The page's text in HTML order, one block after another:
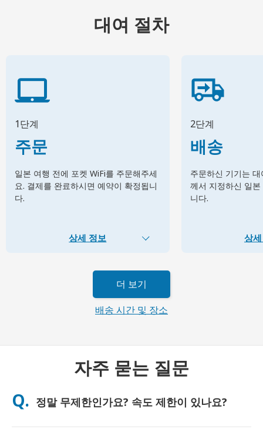
대여 절차
1단계
주문
일본 여행 전에 포켓 WiFi를 주문해주세
요. 결제를 완료하시면 예약이 확정됩니
다.
상세 정보
2단계
배송
주문하신 기기는
께서 지정하신 일
니다.
상
더 보기
배송 시간 및 장소
자주 묻는 질문
Q. 정말 무제한인가요? 속도 제한이 있나요?
A. 네, 진정한 무제한입니다. 저희는 FUP(페어 유즈 정책) 제한이나